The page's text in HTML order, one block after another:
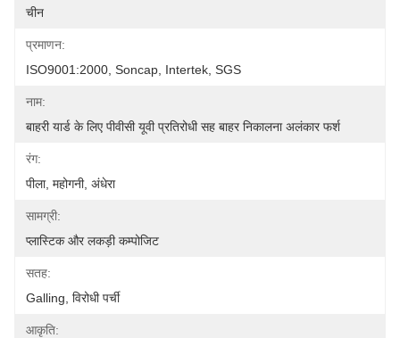
चीन
प्रमाणन:
ISO9001:2000, Soncap, Intertek, SGS
नाम:
बाहरी यार्ड के लिए पीवीसी यूवी प्रतिरोधी सह बाहर निकालना अलंकार फर्श
रंग:
पीला, महोगनी, अंधेरा
सामग्री:
प्लास्टिक और लकड़ी कम्पोजिट
सतह:
Galling, विरोधी पर्ची
आकृति: